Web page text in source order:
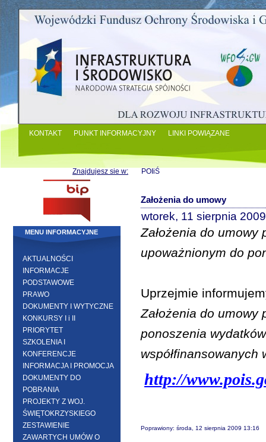
KONTAKT PUNKT INFORMACYJNY LINKI POWIĄZANE
Znajdujesz sie w: POIiŚ
MENU INFORMACYJNE
AKTUALNOŚCI
INFORMACJE
PODSTAWOWE
PRAWO
DOKUMENTY I WYTYCZNE
KONKURSY I i II
PRIORYTET
SZKOLENIA I
KONFERENCJE
INFORMACJA I PROMOCJA
DOKUMENTY DO
POBRANIA
PROJEKTY Z WOJ.
ŚWIĘTOKRZYSKIEGO
ZESTAWIENIE
ZAWARTYCH UMÓW O
Założenia do umowy
wtorek, 11 sierpnia
Założenia do
upoważnionym do
Uprzejmie
Założenia do
ponoszenia
współfinansowanych
http://
Poprawiony: środa, 12 sierpnia 2009 13:16